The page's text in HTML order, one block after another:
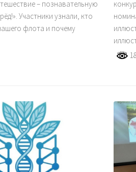
– познавательную
Участники узнали, кто
флота и почему